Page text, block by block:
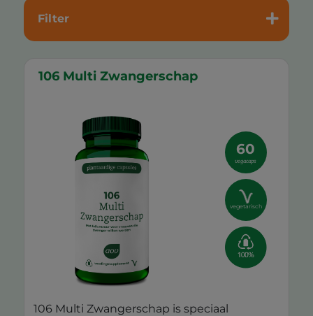
Filter
106 Multi Zwangerschap
60
vegacaps
vegetarisch
106 Multi Zwangerschap is speciaal